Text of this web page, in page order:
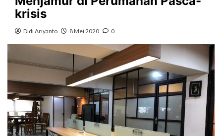
krisis
Didi Ariyanto 8 Mei 2020 0